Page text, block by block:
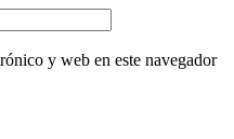
y web en este navegador